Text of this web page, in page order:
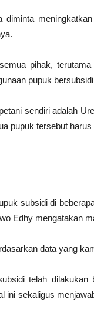
diminta
pihak,
pupuk
sendiri adalah
pupuk tersebut
subsidi di
Edhy mengatakan
data yang
telah
ini sekaligus